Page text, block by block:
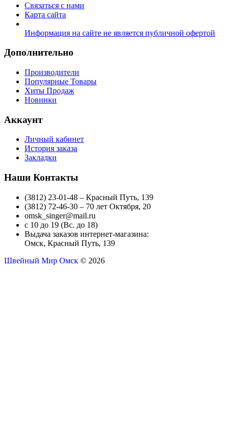
Связаться с нами
Карта сайта
Информация на сайте не является публичной офертой
Дополнительно
Производители
Популярные Товары
Хиты Продаж
Новинки
Аккаунт
Личный кабинет
История заказа
Закладки
Наши Контакты
(3812) 23-01-48 – Красный Путь, 139
(3812) 72-46-30 – 70 лет Октября, 20
omsk_singer@mail.ru
с 10 до 19 (Вс. до 18)
Выдача заказов интернет-магазина:
Омск, Красный Путь, 139
Швейный Мир Омск © 2026